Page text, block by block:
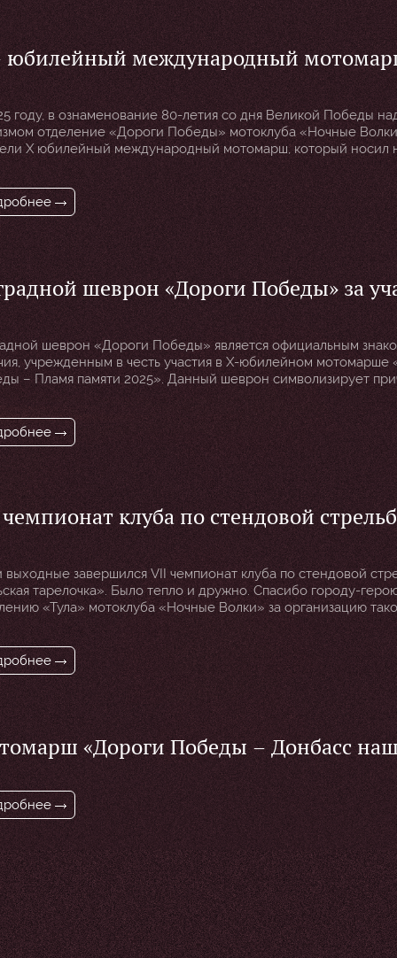
юбилейный международный
Победы – Пламя памяти 2025»
году, в ознаменование 80-летия со дня Великой Победы
отделение «Дороги Победы» мотоклуба «Ночные
Х юбилейный международный мотомарш, который носил
Победы – Пламя памяти 2025». За прошедшие 10 лет
мотомарши «Дороги Победы» стали символом
собирая участников со всех уголков России, стран
[…]
шеврон «Дороги Победы» за
— юбилейном мотомарше «Дороги
памяти 2025»
шеврон «Дороги Победы» является официальным
учрежденным в честь участия в Х-юбилейном мотомарше
– Пламя памяти 2025». Данный шеврон символизирует
патриотическому мероприятию, посвященному
Отечественной войны и сохранению исторической
клуба по стендовой стрельбе
тарелочка»
выходные завершился VII чемпионат клуба по стендовой
тарелочка». Было тепло и дружно. Спасибо городу-
«Тула» мотоклуба «Ночные Волки» за организацию
«Дороги Победы – Донбасс
земля 2024»